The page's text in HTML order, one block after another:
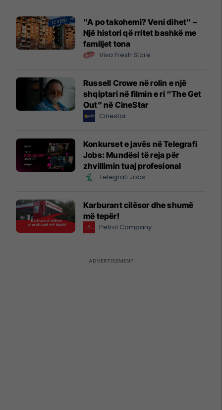
"A po takohemi? Veni dihet" –
Një histori që rritet bashkë me
familjet tona
Viva Fresh Store
Russell Crowe në rolin e një
shqiptari në filmin e ri “The Get
Out” në CineStar
Cinestar
Konkurset e javës në Telegrafi
Jobs: Mundësi të reja për
zhvillimin tuaj profesional
Telegrafi Jobs
Karburant cilësor dhe shumë
më tepër!
Petrol Company